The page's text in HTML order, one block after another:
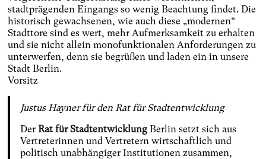
stadtprägenden Eingangs so wenig Beachtung findet. Die
historisch gewachsenen, wie auch diese „modernen“
Stadttore sind es wert, mehr Aufmerksamkeit zu erhalten
und sie nicht allein monofunktionalen Anforderungen zu
unterwerfen, denn sie begrüßen und laden ein in unsere
Stadt Berlin.
Vorsitz
Justus Hayner für den Rat für Stadtentwicklung
DerRat für Stadtentwicklung Berlin setzt sich aus
Vertreterinnen und Vertretern wirtschaftlich und
politisch unabhängiger Institutionen zusammen,